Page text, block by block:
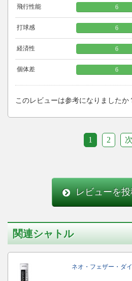
飛行性能 6
打球感 6
経済性 6
個体差 6
このレビューは参考になりましたか
1 2
レビューを
関連シャトル
ネオ・フェザー・ダ